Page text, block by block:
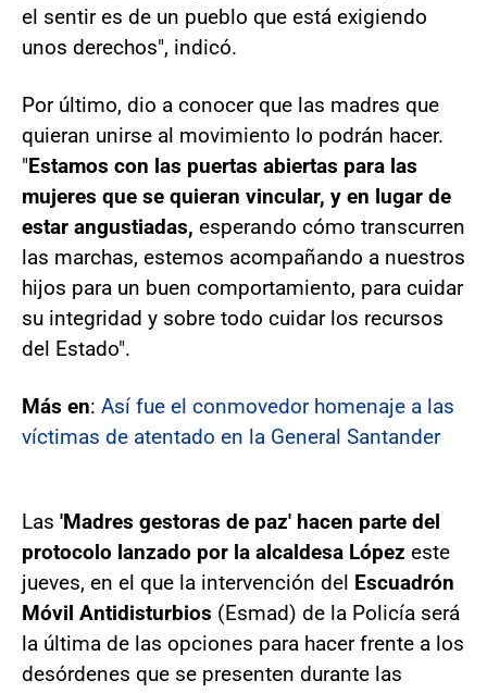
el sentir es de un pueblo que está exigiendo
unos derechos", indicó.
Por último, dio a conocer que las madres que
quieran unirse al movimiento lo podrán hacer.
"Estamos con las puertas abiertas para las
mujeres que se quieran vincular, y en lugar de
estar angustiadas, esperando cómo transcurren
las marchas, estemos acompañando a nuestros
hijos para un buen comportamiento, para cuidar
su integridad y sobre todo cuidar los recursos
del Estado".
Más en: Así fue el conmovedor homenaje a las
víctimas de atentado en la General Santander
Las 'Madres gestoras de paz' hacen parte del
protocolo lanzado por la alcaldesa López este
jueves, en el que la intervención del Escuadrón
Móvil Antidisturbios (Esmad) de la Policía será
la última de las opciones para hacer frente a los
desórdenes que se presenten durante las